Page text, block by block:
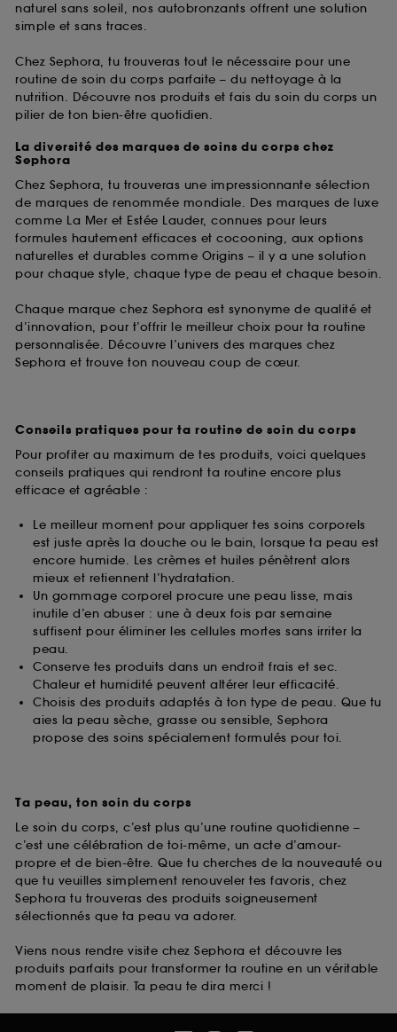
naturel sans soleil, nos autobronzants offrent une solution
simple et sans traces.
Chez Sephora, tu trouveras tout le nécessaire pour une
routine de soin du corps parfaite – du nettoyage à la
nutrition. Découvre nos produits et fais du soin du corps un
pilier de ton bien-être quotidien.
La diversité des marques de soins du corps chez
Sephora
Chez Sephora, tu trouveras une impressionnante sélection
de marques de renommée mondiale. Des marques de luxe
comme La Mer et Estée Lauder, connues pour leurs
formules hautement efficaces et cocooning, aux options
naturelles et durables comme Origins – il y a une solution
pour chaque style, chaque type de peau et chaque besoin.
Chaque marque chez Sephora est synonyme de qualité et
d’innovation, pour t’offrir le meilleur choix pour ta routine
personnalisée. Découvre l’univers des marques chez
Sephora et trouve ton nouveau coup de cœur.
Conseils pratiques pour ta routine de soin du corps
Pour profiter au maximum de tes produits, voici quelques
conseils pratiques qui rendront ta routine encore plus
efficace et agréable :
Le meilleur moment pour appliquer tes soins corporels
est juste après la douche ou le bain, lorsque ta peau est
encore humide. Les crèmes et huiles pénètrent alors
mieux et retiennent l’hydratation.
Un gommage corporel procure une peau lisse, mais
inutile d’en abuser : une à deux fois par semaine
suffisent pour éliminer les cellules mortes sans irriter la
peau.
Conserve tes produits dans un endroit frais et sec.
Chaleur et humidité peuvent altérer leur efficacité.
Choisis des produits adaptés à ton type de peau. Que tu
aies la peau sèche, grasse ou sensible, Sephora
propose des soins spécialement formulés pour toi.
Ta peau, ton soin du corps
Le soin du corps, c’est plus qu’une routine quotidienne –
c’est une célébration de toi-même, un acte d’amour-
propre et de bien-être. Que tu cherches de la nouveauté ou
que tu veuilles simplement renouveler tes favoris, chez
Sephora tu trouveras des produits soigneusement
sélectionnés que ta peau va adorer.
Viens nous rendre visite chez Sephora et découvre les
produits parfaits pour transformer ta routine en un véritable
moment de plaisir. Ta peau te dira merci !